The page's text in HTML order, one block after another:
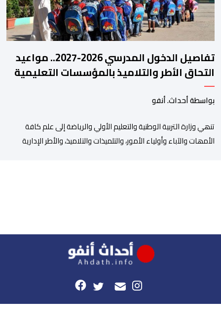
تفاصيل الدخول المدرسي 2026-2027.. مواعيد
التحاق الأطر والتلاميذ بالمؤسسات التعليمية
بواسطة أحداث. أنفو
تنھي وزارة التربیة الوطنیة والتعلیم الأولي والریاضة إلى علم كافة
الأمھات والآباء وأولیاء الأمور، والتلمیذات والتلامیذ، والأطر الإداریة